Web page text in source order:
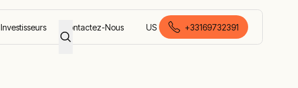
Investisseurs Contactez-Nous US
français (France)
+33169732391